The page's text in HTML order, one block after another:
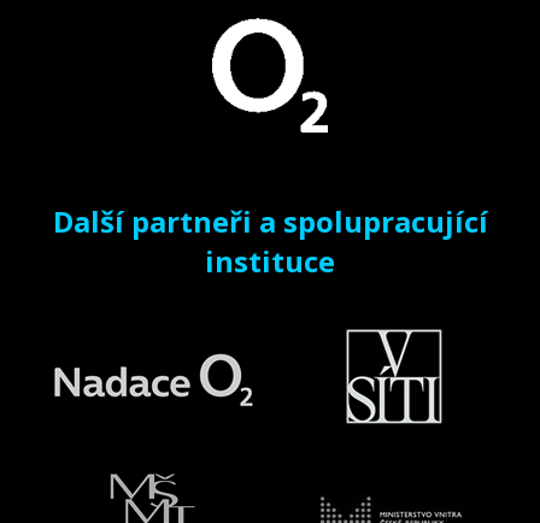
Další partneři a spolupracující
instituce